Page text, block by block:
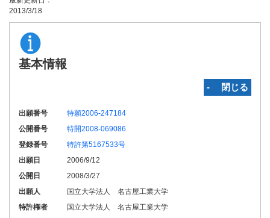
2013/3/18
基本情報
‐ 閉じる
出願番号
特願2006-247184
公開番号
特開2008-069086
登録番号
特許第5167533号
出願日
2006/9/12
公開日
2008/3/27
出願人
国立大学法人 名古屋工業大学
特許権者
国立大学法人 名古屋工業大学